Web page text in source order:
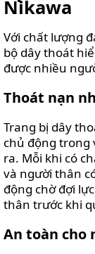
Nikawa
Với chất lượng
bộ dây thoát
được nhiều
Thoát nạn
Trang bị dây
chủ động trong
ra. Mỗi khi có
và người thân
động chờ đợi
thân trước khi
An toàn cho